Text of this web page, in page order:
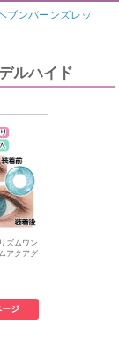
ブンバーンズレッ
ルハイド
ズムワン
アクアグ
ージ